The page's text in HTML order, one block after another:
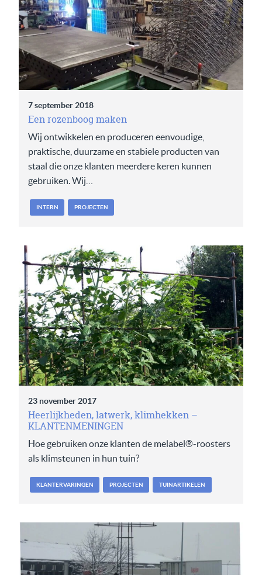
7 september 2018
Een rozenboog maken
Wij ontwikkelen en produceren eenvoudige,
praktische, duurzame en stabiele producten van
staal die onze klanten meerdere keren kunnen
gebruiken. Wij…
INTERN PROJECTEN
23 november 2017
Heerlijkheden, latwerk, klimhekken –
KLANTENMENINGEN
Hoe gebruiken onze klanten de melabel®-roosters
als klimsteunen in hun tuin?
KLANTERVARINGEN PROJECTEN TUINARTIKELEN